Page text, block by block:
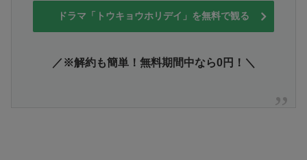
ドラマ「トウキョウホリデイ」を無料で観る
／※解約も簡単！無料期間中なら0円！＼